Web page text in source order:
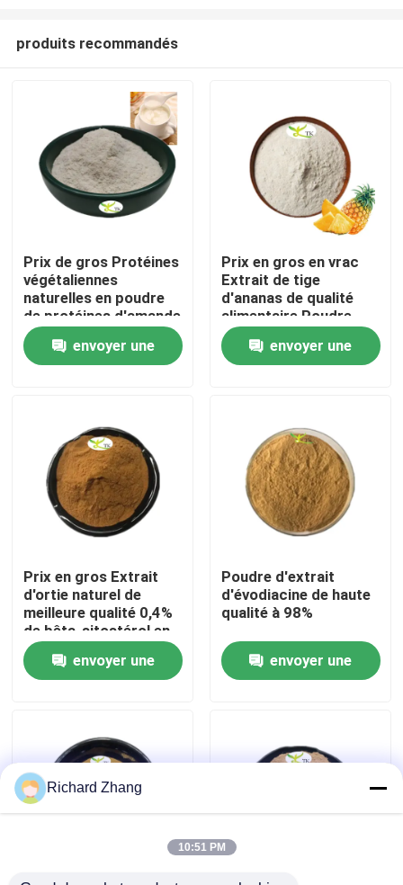
À la maison
À propos de nous
Visite de l'usine
Contrôle de la qualité
Nous contacter
Poudre d'extrait de plante
Poudre superbe de nourriture
produits recommandés
Prix ​​de gros Protéines
végétaliennes
naturelles en poudre
de protéines d'amande
40 % 50 % 60 %
envoyer une
Prix en gros en vrac
Extrait de tige
d'ananas de qualité
alimentaire Poudre
d'enzyme de
bromélaïne
1200/2400 GDU
envoyer une
Prix en gros Extrait
d'ortie naturel de
meilleure qualité 0,4%
de bêta-sitostérol en
poudre
envoyer une
Poudre d'extrait
d'évodiacine de haute
qualité à 98%
envoyer une
Richard Zhang
10:51 PM